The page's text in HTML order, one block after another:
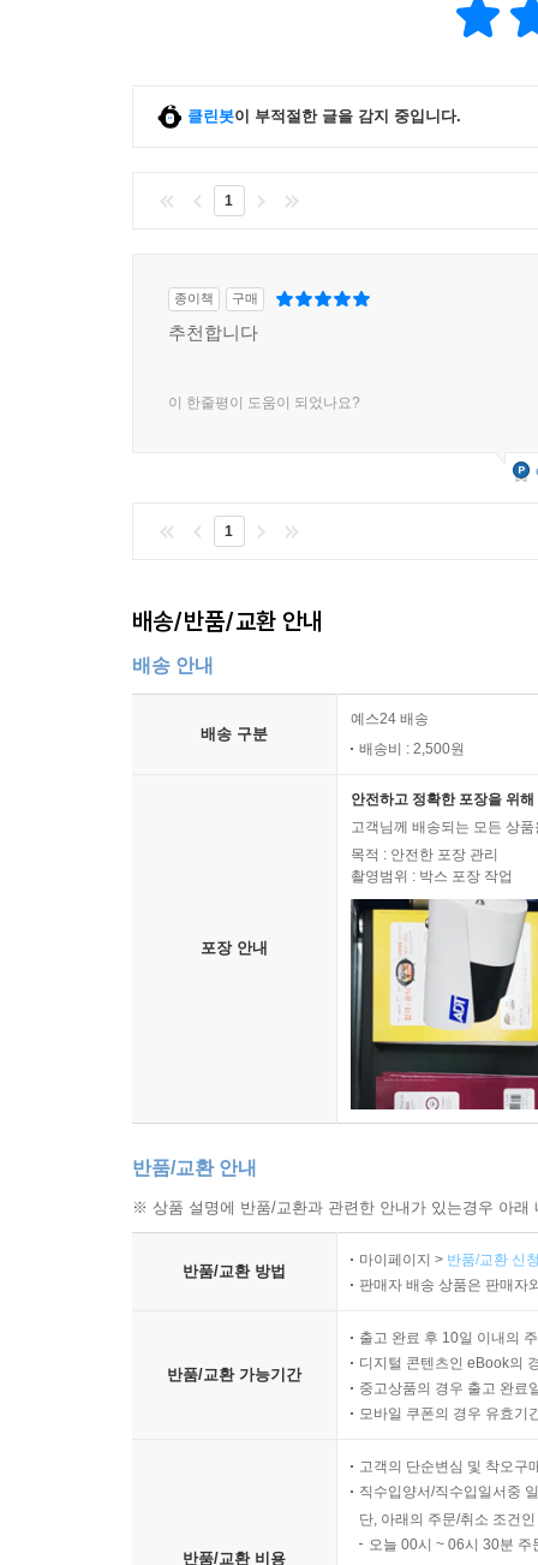
클린봇이 부적절한 글을 감지 중입니다.
1
종이책 구매
추천합니다
이 한줄평이 도움이 되었나요?
1
배송/반품/교환 안내
배송 안내
배송 구분
예스24 배송
배송비 : 2,500원
포장 안내
안전하고 정확한 포장을 위
고객님께 배송되는 모든 상
목적 : 안전한 포장 관리
촬영범위 : 박스 포장 작업
반품/교환 안내
※ 상품 설명에 반품/교환과 관련한 안내가 있는경우 아
반품/교환 방법
마이페이지 > 반품/교환 신
판매자 배송 상품은 판매자
반품/교환 가능기간
출고 완료 후 10일 이내의
디지털 콘텐츠인 eBook의
중고상품의 경우 출고 완료
모바일 쿠폰의 경우 유효기
반품/교환 비용
고객의 단순변심 및 착오구
직수입양서/직수입일서중
단, 아래의 주문/취소 조건
오늘 00시 ~ 06시 30분